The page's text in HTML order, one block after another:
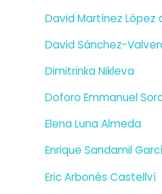
David Martínez López
David Sánchez-
Dimitrinka Nikleva
Doforo Emmanuel
Elena Luna Almeda
Enrique Sandamil
Eric Arbonés Castellví